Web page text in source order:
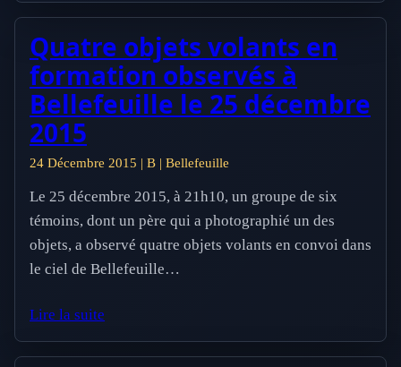
Quatre objets volants en
formation observés à
Bellefeuille le 25 décembre
2015
24 Décembre 2015 | B | Bellefeuille
Le 25 décembre 2015, à 21h10, un groupe de six
témoins, dont un père qui a photographié un des
objets, a observé quatre objets volants en convoi dans
le ciel de Bellefeuille…
Lire la suite